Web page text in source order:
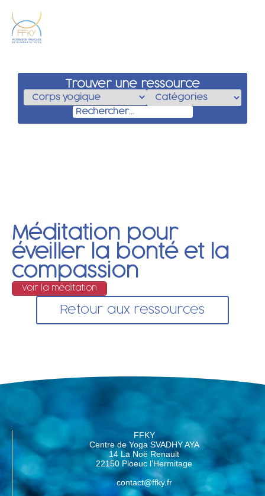
Trouver une ressource
Méditation pour
éveiller la bonté et la
compassion
Voir la méditation
Retour aux ressources
FFKY
Centre de Yoga SVADHY AYA
14 La Noë Renault
22150 Ploeuc l’Hermitage
contact@ffky.fr